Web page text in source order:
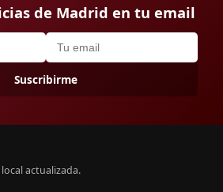
de Madrid en tu email
Suscribirme
actualizada.